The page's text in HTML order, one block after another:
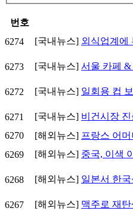
번호
6274
[국내뉴스] 외식업계에
6273 [국내뉴스] 서울 카페 &
6272 [국내뉴스] 일회용 컵
6271 [국내뉴스] 비건시장
6270
[해외뉴스] 프랑스 어
6269
[해외뉴스] 중국, 이색
6268 [해외뉴스] 일본서 한국
6267 [해외뉴스] 맥주로 재탄